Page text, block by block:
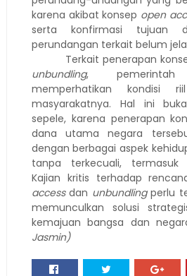
karena akibat konsep open
serta konfirmasi tujuan
perundangan terkait belum
Terkait penerapan
unbundling,
memperhatikan
masyarakatnya. Hal ini
sepele, karena penerapan
dana utama negara
dengan berbagai aspek
tanpa terkecuali, termasuk
Kajian kritis terhadap
accessdan unbundlingperlu
memunculkan solusi
kemajuan bangsa dan
Jasmin)